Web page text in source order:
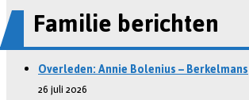
Familie berichten
Overleden: Annie Bolenius – Berkelmans
26 juli 2026